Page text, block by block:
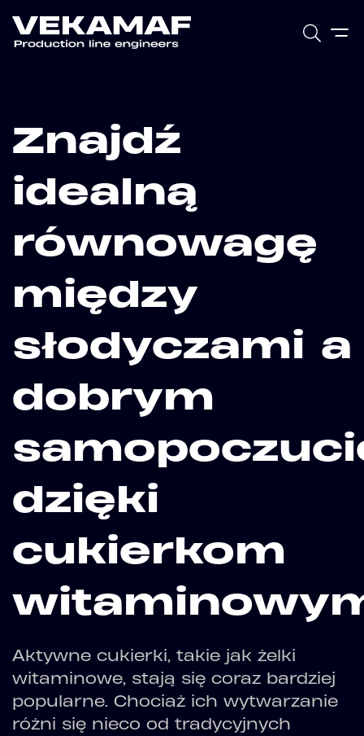
Znajdź
idealną
równowagę
między
słodyczami a
dobrym
dzięki
cukierkom
Aktywne cukierki, takie jak żelki
witaminowe, stają się coraz bardziej
popularne. Chociaż ich wytwarzanie
różni się nieco od tradycyjnych